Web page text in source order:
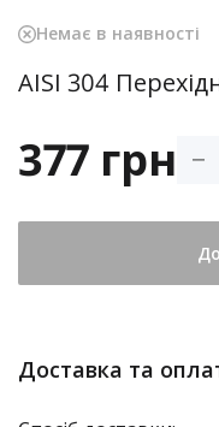
Немає в наявності
AISI 304
377 грн
Доставка та